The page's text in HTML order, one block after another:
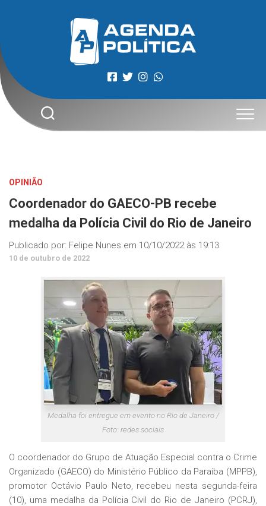
OPINIÃO
Coordenador do GAECO-PB recebe
medalha da Polícia Civil do Rio de Janeiro
Publicado por: Felipe Nunes em 10/10/2022 às 19:13
10 de outubro de 2022
Medalha foi entregue em evento no Rio de Janeiro /
Foto: redes sociais
O coordenador do Grupo de Atuação Especial contra o Crime
Organizado (GAECO) do Ministério Público da Paraíba (MPPB),
promotor Octávio Paulo Neto, recebeu nesta segunda-feira
(10), uma medalha da Polícia Civil do Rio de Janeiro (PCRJ),